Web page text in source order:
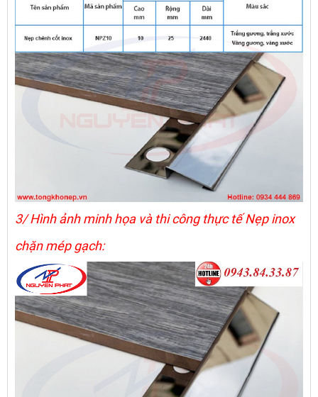
3/ Hình ảnh minh họa và thi công thực tế Nẹp inox
chặn mép gạch: